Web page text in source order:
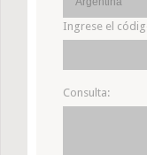
Ingrese el
Consulta: